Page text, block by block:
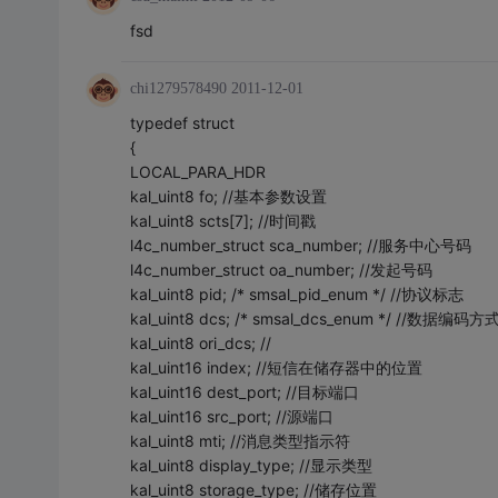
fsd
chi1279578490 2011-12-01
typedef struct
{
LOCAL_PARA_HDR
kal_uint8 fo; //基本参数设置
kal_uint8 scts[7]; //时间戳
l4c_number_struct sca_number; //服务中心号码
l4c_number_struct oa_number; //发起号码
kal_uint8 pid; /* smsal_pid_enum */ //协议标志
kal_uint8 dcs; /* smsal_dcs_enum */ //数据编码方
kal_uint8 ori_dcs; //
kal_uint16 index; //短信在储存器中的位置
kal_uint16 dest_port; //目标端口
kal_uint16 src_port; //源端口
kal_uint8 mti; //消息类型指示符
kal_uint8 display_type; //显示类型
kal_uint8 storage_type; //储存位置